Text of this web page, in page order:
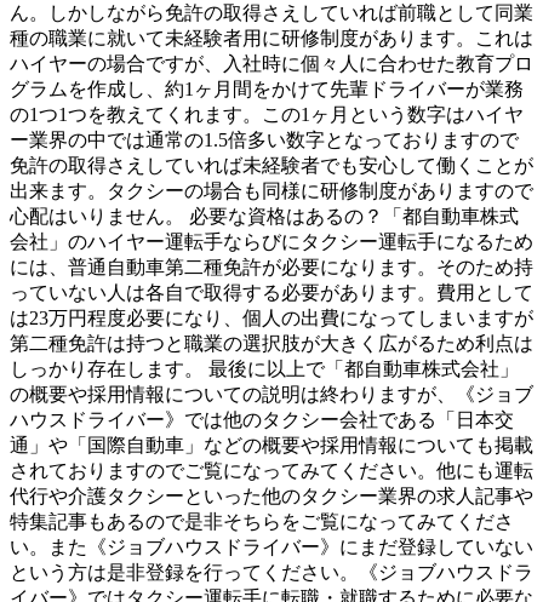
ん。しかしながら免許の取得さえしていれば前職として同業
種の職業に就いて未経験者用に研修制度があります。これは
ハイヤーの場合ですが、入社時に個々人に合わせた教育プロ
グラムを作成し、約1ヶ月間をかけて先輩ドライバーが業務
の1つ1つを教えてくれます。この1ヶ月という数字はハイヤ
ー業界の中では通常の1.5倍多い数字となっておりますので
免許の取得さえしていれば未経験者でも安心して働くことが
出来ます。タクシーの場合も同様に研修制度がありますので
心配はいりません。 必要な資格はあるの？「都自動車株式
会社」のハイヤー運転手ならびにタクシー運転手になるため
には、普通自動車第二種免許が必要になります。そのため持
っていない人は各自で取得する必要があります。費用として
は23万円程度必要になり、個人の出費になってしまいますが
第二種免許は持つと職業の選択肢が大きく広がるため利点は
しっかり存在します。 最後に以上で「都自動車株式会社」
の概要や採用情報についての説明は終わりますが、《ジョブ
ハウスドライバー》では他のタクシー会社である「日本交
通」や「国際自動車」などの概要や採用情報についても掲載
されておりますのでご覧になってみてください。他にも運転
代行や介護タクシーといった他のタクシー業界の求人記事や
特集記事もあるので是非そちらをご覧になってみてくださ
い。また《ジョブハウスドライバー》にまだ登録していない
という方は是非登録を行ってください。《ジョブハウスドラ